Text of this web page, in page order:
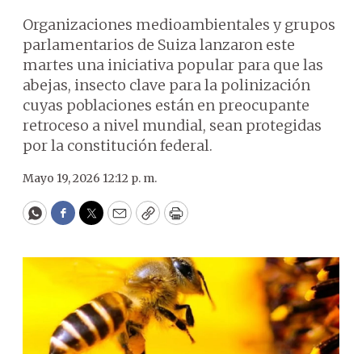
Organizaciones medioambientales y grupos
parlamentarios de Suiza lanzaron este
martes una iniciativa popular para que las
abejas, insecto clave para la polinización
cuyas poblaciones están en preocupante
retroceso a nivel mundial, sean protegidas
por la constitución federal.
Mayo 19, 2026 12:12 p. m.
WhatsApp
Facebook
Twitter
EmailCopyPrint